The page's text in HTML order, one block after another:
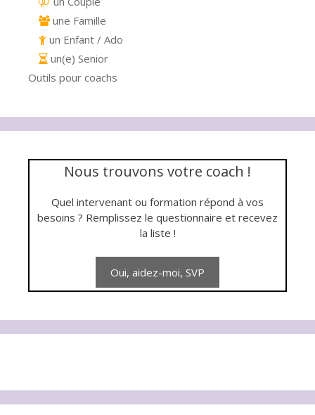
une Famille
un Enfant / Ado
un(e) Senior
Outils pour coachs
Nous trouvons votre coach !
Quel intervenant ou formation répond à vos
besoins ? Remplissez le questionnaire et recevez
la liste !